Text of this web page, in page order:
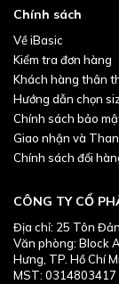
CÔNG TY CỔ
Địa chỉ: 25 Tôn
Văn phòng: Block
Hưng, TP. Hồ Chí
MST: 0314803417
Chính sách
Về iBasic
Kiểm tra đơn hàng
Khách hàng thân
Hướng dẫn chọn
Chính sách bảo
Giao nhận và
Chính sách đổi